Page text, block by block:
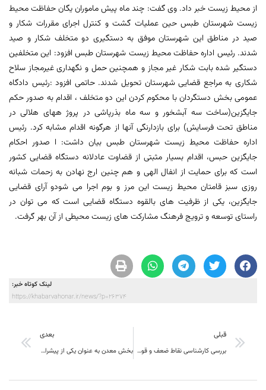
از محیط زیست خبر داد. وی گفت: چند ماه پیش ماموران یگان حفاظت محیط
زیست شهرستان طبس حین عملیات گشت و کنترل اجرای مقررات شکار و
صید در مناطق این شهرستان موفق به دستگیری دو متخلف شکار و صید
شدند. رئیس اداره حفاظت محیط زیست شهرستان طبس افزود: این متخلفین
دستگیر شده بابت شکار غیر مجاز و همچنین حمل و نگهداری غیرمجاز سلاح
شکاری به مراجع قضایی شهرستان تحویل شدند. حاتمی افزود :رئیس دادگاه
عمومی بخش دستگردان با محکوم کردن این دو متخلف ، اقدام به صدور حکم
جایگزین(ساخت سه آبشخور و سه ماه بذرپاشی در پروژ ههای هلالی در
مناطق تحت فرسایش) برای بازدارنگی آنها از هرگونه اقدام مشابه کرد. رئیس
اداره حفاظت محیط زیست شهرستان طبس بیان داشت: ا صدور احكام
جایگزین حبس، اقدام بسیار مثبتی از قضاوت عادلانه دستگاه قضایی كشور
است كه برای حمایت از انفال الهی و هم چنین ارج نهادن به زحمات شبانه
روزی سبز قامتان محیط زیست این مرز و بوم اجرا می شودو آرای قضایی
جایگزین، یكی از ظرفیت های بالقوه دستگاه قضایی است كه می توان در
راستای توسعه و ترویج فرهنگ مشاركت های زیست محیطی از آن بهر گرفت.
لینک کوتاه خبر:
https://khabarvahonar.ir/news/?p=26374
قبلی
بررسی کارشناسی نقاط ضعف و قوت امداد رسانی در خراسان جنوبی
بعدی
بخش معدن به عنوان یکی از پیشران هاي مهم اقتصادي و توسعه پايدار در خطه زر خيز خراسان جنوبي حائز اهميت است